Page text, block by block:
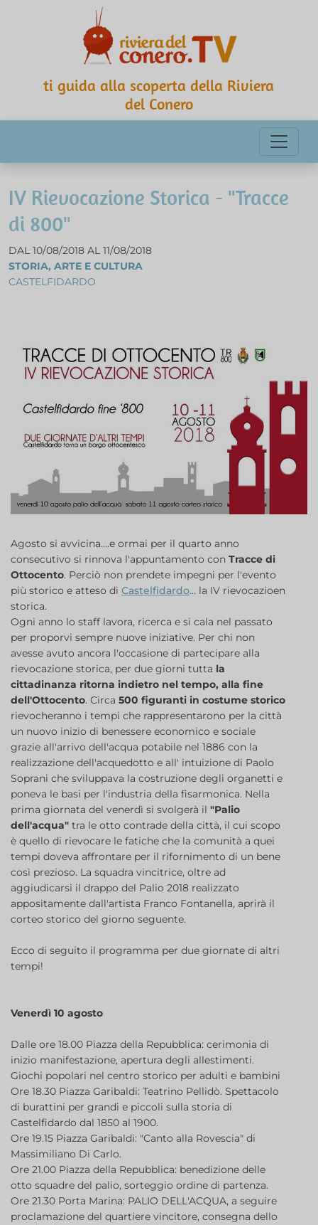
ti guida alla scoperta della Riviera
del Conero
IV Rievocazione Storica - "Tracce
di 800"
DAL 10/08/2018 AL 11/08/2018
STORIA, ARTE E CULTURA
CASTELFIDARDO
Agosto si avvicina….e ormai per il quarto anno
consecutivo si rinnova l'appuntamento con Tracce di
Ottocento. Perciò non prendete impegni per l'evento
più storico e atteso di Castelfidardo… la IV rievocazioen
storica.
Ogni anno lo staff lavora, ricerca e si cala nel passato
per proporvi sempre nuove iniziative. Per chi non
avesse avuto ancora l'occasione di partecipare alla
rievocazione storica, per due giorni tutta la
cittadinanza ritorna indietro nel tempo, alla fine
dell'Ottocento. Circa 500 figuranti in costume storico
rievocheranno i tempi che rappresentarono per la città
un nuovo inizio di benessere economico e sociale
grazie all'arrivo dell'acqua potabile nel 1886 con la
realizzazione dell'acquedotto e all' intuizione di Paolo
Soprani che sviluppava la costruzione degli organetti e
poneva le basi per l'industria della fisarmonica. Nella
prima giornata del venerdì si svolgerà il "Palio
dell'acqua" tra le otto contrade della città, il cui scopo
è quello di rievocare le fatiche che la comunità a quei
tempi doveva affrontare per il rifornimento di un bene
così prezioso. La squadra vincitrice, oltre ad
aggiudicarsi il drappo del Palio 2018 realizzato
appositamente dall'artista Franco Fontanella, aprirà il
corteo storico del giorno seguente.
Ecco di seguito il programma per due giornate di altri
tempi!
Venerdì 10 agosto
Dalle ore 18.00 Piazza della Repubblica: cerimonia di
inizio manifestazione, apertura degli allestimenti.
Giochi popolari nel centro storico per adulti e bambini
Ore 18.30 Piazza Garibaldi: Teatrino Pellidò. Spettacolo
di burattini per grandi e piccoli sulla storia di
Castelfidardo dal 1850 al 1900.
Ore 19.15 Piazza Garibaldi: "Canto alla Rovescia" di
Massimiliano Di Carlo.
Ore 21.00 Piazza della Repubblica: benedizione delle
otto squadre del palio, sorteggio ordine di partenza.
Ore 21.30 Porta Marina: PALIO DELL'ACQUA, a seguire
proclamazione del quartiere vincitore, consegna dello